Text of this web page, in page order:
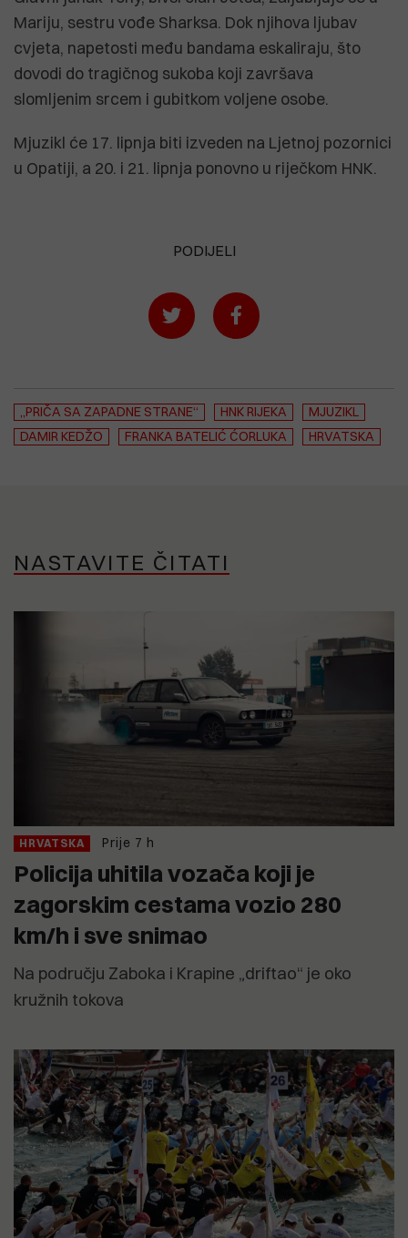
Mariju, sestru vođe Sharksa. Dok njihova ljubav
cvjeta, napetosti među bandama eskaliraju, što
dovodi do tragičnog sukoba koji završava
slomljenim srcem i gubitkom voljene osobe.
Mjuzikl će 17. lipnja biti izveden na Ljetnoj pozornici
u Opatiji, a 20. i 21. lipnja ponovno u riječkom HNK.
PODIJELI
„PRIČA SA ZAPADNE STRANE“ HNK RIJEKA
MJUZIKL
DAMIR KEDŽO
FRANKA BATELIĆ ĆORLUKA HRVATSKA
NASTAVITE ČITATI
HRVATSKA Prije 7 h
Policija uhitila vozača koji je
zagorskim cestama vozio 280
km/h i sve snimao
Na području Zaboka i Krapine „driftao“ je oko
kružnih tokova